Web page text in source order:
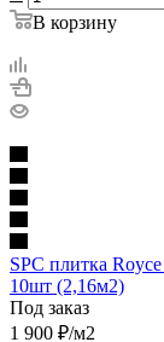
В корзину
SPC плитка
10шт (2,16м2)
Под заказ
1 900 ₽/м2